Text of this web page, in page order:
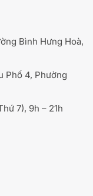
Bình Hưng Hoà,
Phố 4, Phường
7), 9h – 21h